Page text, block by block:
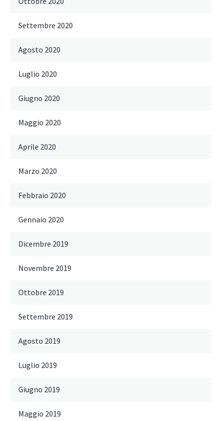
Settembre 2020
Agosto 2020
Luglio 2020
Giugno 2020
Maggio 2020
Aprile 2020
Marzo 2020
Febbraio 2020
Gennaio 2020
Dicembre 2019
Novembre 2019
Ottobre 2019
Settembre 2019
Agosto 2019
Luglio 2019
Giugno 2019
Maggio 2019